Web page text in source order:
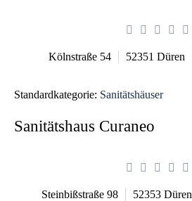
Kölnstraße 54 52351 Düren
Standardkategorie: Sanitätshäuser
Sanitätshaus Curaneo
Steinbißstraße 98 52353 Düren